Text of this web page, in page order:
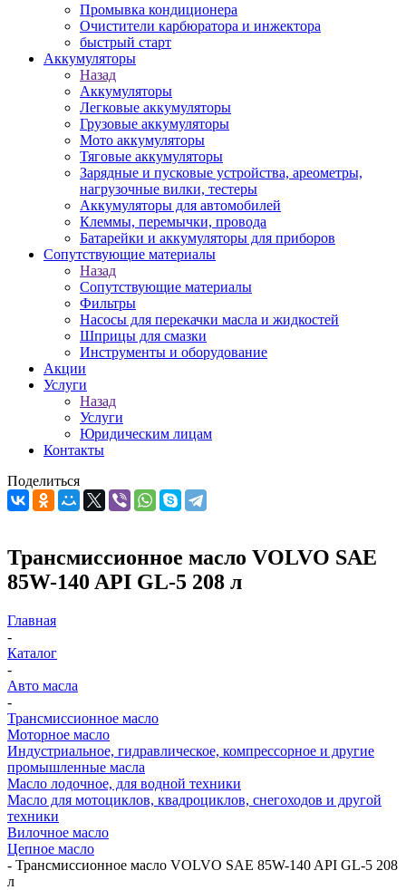
Промывка кондиционера
Очистители карбюратора и инжектора
быстрый старт
Аккумуляторы
Назад
Аккумуляторы
Легковые аккумуляторы
Грузовые аккумуляторы
Мото аккумуляторы
Тяговые аккумуляторы
Зарядные и пусковые устройства, ареометры,
нагрузочные вилки, тестеры
Аккумуляторы для автомобилей
Клеммы, перемычки, провода
Батарейки и аккумуляторы для приборов
Сопутствующие материалы
Назад
Сопутствующие материалы
Фильтры
Насосы для перекачки масла и жидкостей
Шприцы для смазки
Инструменты и оборудование
Акции
Услуги
Назад
Услуги
Юридическим лицам
Контакты
Поделиться
Трансмиссионное масло VOLVO SAE
85W-140 API GL-5 208 л
Главная
-
Каталог
-
Авто масла
-
Трансмиссионное масло
Моторное масло
Индустриальное, гидравлическое, компрессорное и другие
промышленные масла
Масло лодочное, для водной техники
Масло для мотоциклов, квадроциклов, снегоходов и другой
техники
Вилочное масло
Цепное масло
- Трансмиссионное масло VOLVO SAE 85W-140 API GL-5 208
л